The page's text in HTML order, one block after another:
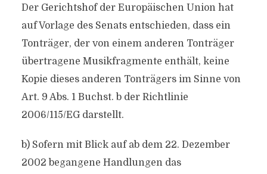
Der Gerichtshof der Europäischen Union hat
auf Vorlage des Senats entschieden, dass ein
Tonträger, der von einem anderen Tonträger
übertragene Musikfragmente enthält, keine
Kopie dieses anderen Tonträgers im Sinne von
Art. 9 Abs. 1 Buchst. b der Richtlinie
2006/115/EG darstellt.
b) Sofern mit Blick auf ab dem 22. Dezember
2002 begangene Handlungen das